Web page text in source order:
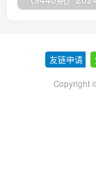
友链申请
Copyright